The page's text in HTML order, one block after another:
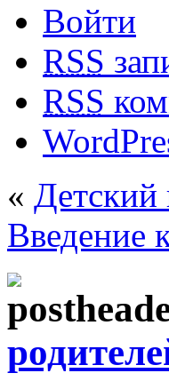
Войти
RSS
RSS
« Детский
Введение